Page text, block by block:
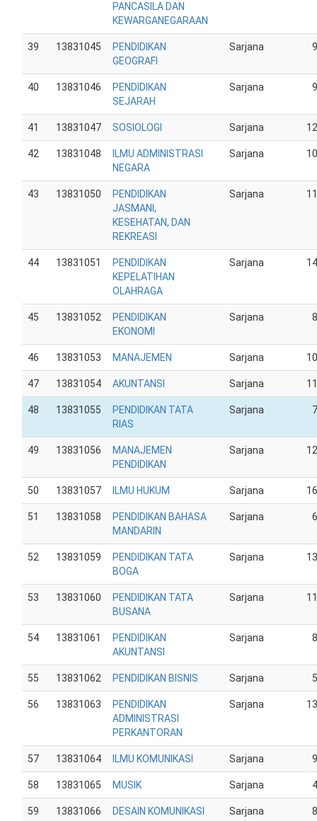
PANCASILA DAN
KEWARGANEGARAAN
39 13831045
PENDIDIKAN
GEOGRAFI
Sarjana
40 13831046
PENDIDIKAN
SEJARAH
Sarjana
41 13831047 SOSIOLOGI Sarjana
42 13831048
ILMU ADMINISTRASI
NEGARA
Sarjana
43 13831050
PENDIDIKAN
JASMANI,
KESEHATAN, DAN
REKREASI
Sarjana
44 13831051
PENDIDIKAN
KEPELATIHAN
OLAHRAGA
Sarjana
45 13831052
PENDIDIKAN
EKONOMI
Sarjana
46 13831053 MANAJEMEN Sarjana
47 13831054 AKUNTANSI Sarjana
48 13831055
PENDIDIKAN TATA
RIAS
Sarjana
49 13831056
MANAJEMEN
PENDIDIKAN
Sarjana
50 13831057 ILMU HUKUM Sarjana
51 13831058
PENDIDIKAN BAHASA
MANDARIN
Sarjana
52 13831059
PENDIDIKAN TATA
BOGA
Sarjana
53 13831060
PENDIDIKAN TATA
BUSANA
Sarjana
54 13831061
PENDIDIKAN
AKUNTANSI
Sarjana
55 13831062 PENDIDIKAN BISNIS Sarjana
56 13831063
PENDIDIKAN
ADMINISTRASI
PERKANTORAN
Sarjana
57 13831064 ILMU KOMUNIKASI Sarjana
58 13831065 MUSIK Sarjana
59 13831066
DESAIN KOMUNIKASI
Sarjana